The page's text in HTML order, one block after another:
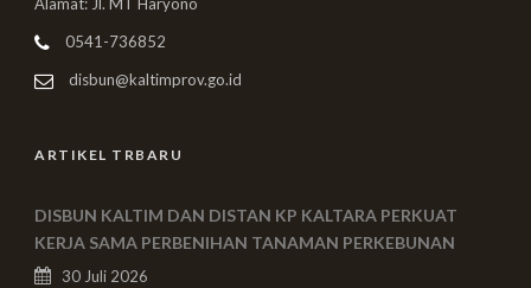
0541-736852
disbun@kaltimprov.go.id
ARTIKEL TRBARU
DISBUN KALTIM DAN DISTAN KP KALTARA PERKUAT
KERJA SAMA PERBENIHAN TANAMAN PERKEBUNAN
30 Juli 2026